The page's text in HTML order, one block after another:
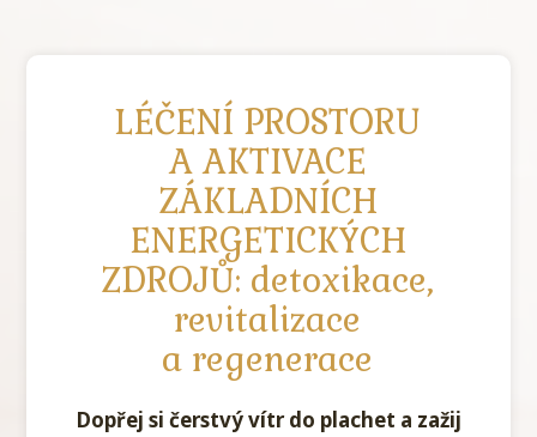
LÉČENÍ PROSTORU
A AKTIVACE
ZÁKLADNÍCH
ENERGETICKÝCH
ZDROJŮ: detoxikace,
revitalizace
a regenerace
Dopřej si čerstvý vítr do plachet a zažij